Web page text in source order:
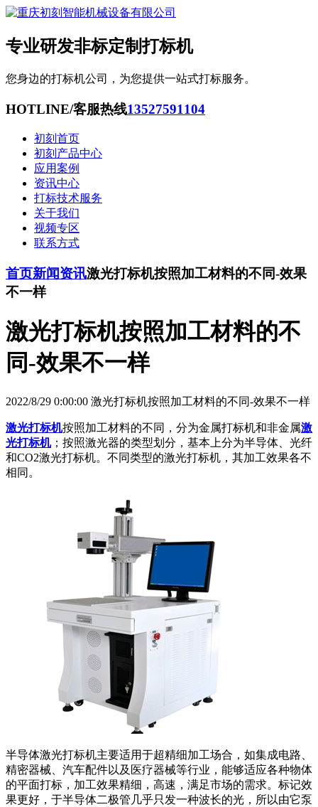
专业研发非标定制打标机
您身边的打标机公司，为您提供一站式打标服务。
HOTLINE/客服热线13527591104
初刻首页
初刻产品中心
应用案例
资讯中心
打标技术服务
关于我们
视频专区
联系方式
首页新闻资讯激光打标机按照加工材料的不同-效果
不一样
激光打标机按照加工材料的不
同-效果不一样
2022/8/29 0:00:00 激光打标机按照加工材料的不同-效果不一样
激光打标机按照加工材料的不同，分为金属打标机和非金属激
光打标机；按照激光器的类型划分，基本上分为半导体、光纤
和CO2激光打标机。不同类型的激光打标机，其加工效果各不
相同。
半导体激光打标机主要适用于超精细加工场合，如集成电路、
精密器械、汽车配件以及医疗器械等行业，能够适应各种物体
的平面打标，加工效果精细，高速，满足市场的需求。标记效
果更好，于半导体二极管几乎只发一种波长的光，所以由它泵